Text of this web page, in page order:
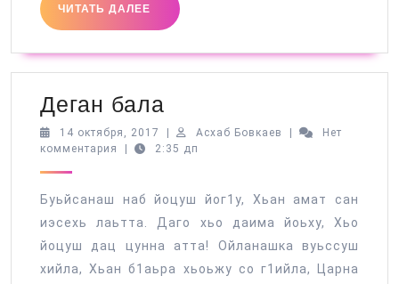
ЧИТАТЬ ДАЛЕЕ
ЧИТАТЬ
ДАЛЕЕ
Деган бала
бала
14 октября, 2017 14
октября,
Асхаб Бовкаев Асхаб
Нет
комментария
2:35 дп
Буьйсанаш наб йоцуш йог1у, Хьан амат сан
иэсехь лаьтта. Даго хьо даима йоьху, Хьо
йоцуш дац цунна атта! Ойланашка вуьссуш
хийла, Хьан б1аьра хьоьжу со г1ийла, Царна